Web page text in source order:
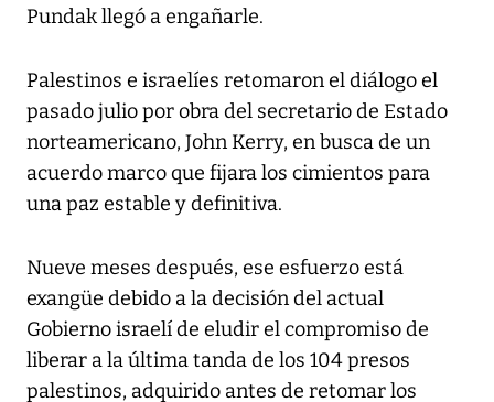
Pundak llegó a engañarle.
Palestinos e israelíes retomaron el diálogo el
pasado julio por obra del secretario de Estado
norteamericano, John Kerry, en busca de un
acuerdo marco que fijara los cimientos para
una paz estable y definitiva.
Nueve meses después, ese esfuerzo está
exangüe debido a la decisión del actual
Gobierno israelí de eludir el compromiso de
liberar a la última tanda de los 104 presos
palestinos, adquirido antes de retomar los